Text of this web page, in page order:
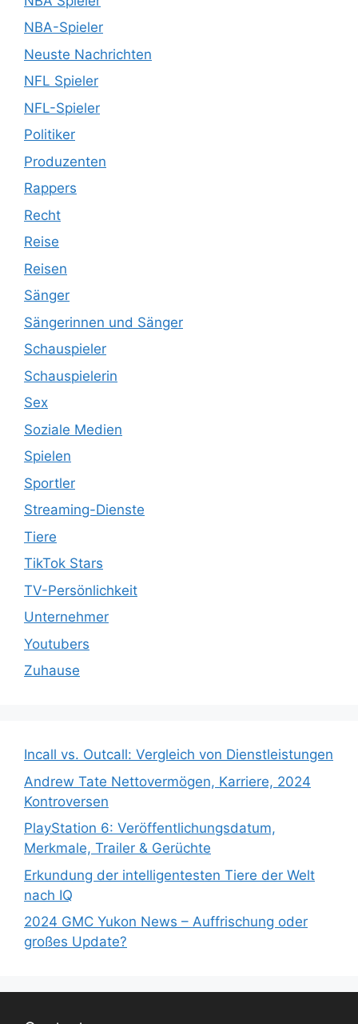
NBA-Spieler
Neuste Nachrichten
NFL Spieler
NFL-Spieler
Politiker
Produzenten
Rappers
Recht
Reise
Reisen
Sänger
Sängerinnen und Sänger
Schauspieler
Schauspielerin
Sex
Soziale Medien
Spielen
Sportler
Streaming-Dienste
Tiere
TikTok Stars
TV-Persönlichkeit
Unternehmer
Youtubers
Zuhause
Incall vs. Outcall: Vergleich von Dienstleistungen
Andrew Tate Nettovermögen, Karriere, 2024
Kontroversen
PlayStation 6: Veröffentlichungsdatum,
Merkmale, Trailer & Gerüchte
Erkundung der intelligentesten Tiere der Welt
nach IQ
2024 GMC Yukon News – Auffrischung oder
großes Update?